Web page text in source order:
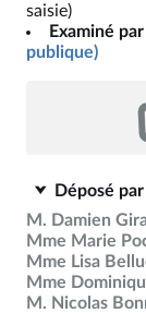
saisie)
Examiné
publique)
Déposé par
M. Damien
Mme Marie
Mme Lisa
Mme
M. Nicolas